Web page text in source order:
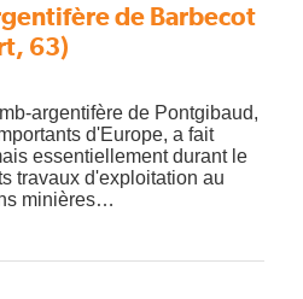
de Barbecot
63)
argentifère de Pontgibaud,
d'Europe, a fait
essentiellement durant le
travaux d'exploitation au
minières…